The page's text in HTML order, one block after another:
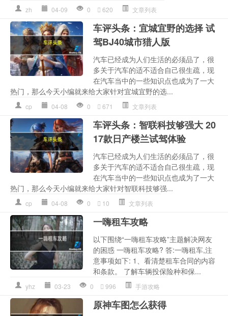
zh 04-09 0 620 文章列表
车评头条：宜城宜野的选择 试
驾BJ40城市猎人版
汽车已经成为人们生活的必须品了，很
多关于汽车的适不适合自己很生疏，现
在汽车当中的一些知识点也成为了一大
热门，那么今天小编就来给大家针对宜城宜野的选...
cp 04-08 0 671 文章列表
车评头条：智联科技够强大 20
17款日产楼兰试驾体验
汽车已经成为人们生活的必须品了，很
多关于汽车的适不适合自己很生疏，现
在汽车当中的一些知识点也成为了一大
热门，那么今天小编就来给大家针对智联科技够强...
cp 04-08 0 10 文章列表
一嗨租车攻略
以下围绕“一嗨租车攻略”主题解决网友
的困惑 一嗨租车攻略? 答:一嗨租车,注
意事项如下: 1、看清楚租车合同的内容
和条款。 了解车辆投保险种和保...
yhz 03-23 0 996 手游攻略
原神车图怎么获得